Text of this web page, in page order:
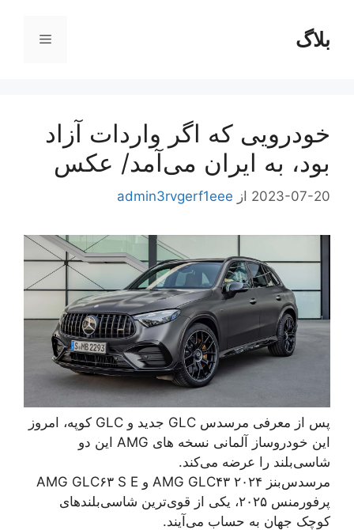
محتوابلاگ فهرست
خودرویی که اگر واردات آزاد
بود، به ایران می‌آمد/ عکس
2023-07-20 از admin3rvgerf1eee
پس از معرفی مرسدس GLC جدید و GLC کوپه، امروز
این خودروساز آلمانی نسخه های AMG این دو
شاسی‌بلند را عرضه می‌کند.
مرسدس‌بنز AMG GLC۴۳ ۲۰۲۴ و AMG GLC۶۳ S E
پرفورمنس ۲۰۲۵، یکی از قوی‌ترین شاسی‌بلندهای
کوچک جهان به حساب می‌آیند.